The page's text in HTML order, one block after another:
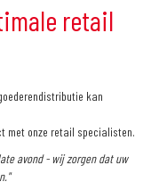
retail
kan
met onze retail specialisten.
avond - wij zorgen dat uw